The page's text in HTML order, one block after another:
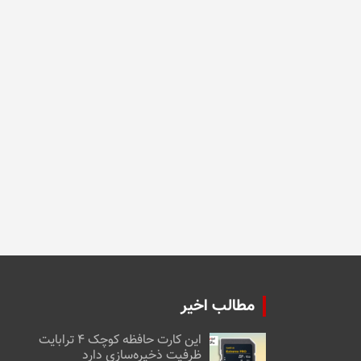
مطالب اخیر
این کارت حافظه کوچک ۴ ترابایت
ظرفیت ذخیره‌سازی دارد